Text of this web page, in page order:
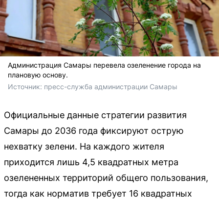
Администрация Самары перевела озеленение города на
плановую основу.
Источник: пресс-служба администрации Самары
Официальные данные стратегии развития
Самары до 2036 года фиксируют острую
нехватку зелени. На каждого жителя
приходится лишь 4,5 квадратных метра
озелененных территорий общего пользования,
тогда как норматив требует 16 квадратных